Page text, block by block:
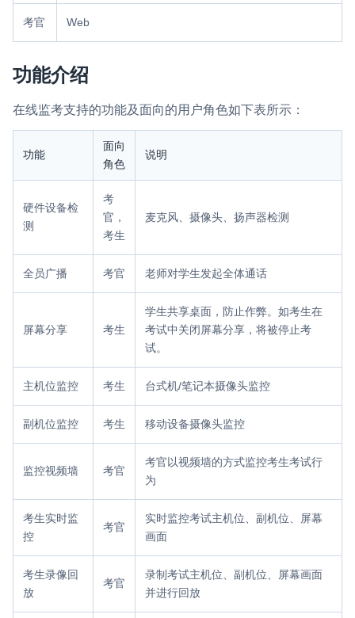
与 RTC 客户端 SDK 互通，实现收发流
PPT 转码服务
全周期通话质量检测、回溯和分析方案
控制台
开通和管理声网各项产品服务的统一入口
低代码集成、灵活定制、超低延时的音视频会议
考官 Web
功能介绍
在线监考支持的功能及面向的用户角色如下表所示：
功能
面向
角色
说明
硬件设备检
测
考
官，
考生
麦克风、摄像头、扬声器检测
全员广播 考官 老师对学生发起全体通话
屏幕分享 考生
学生共享桌面，防止作弊。如考生在
考试中关闭屏幕分享，将被停止考
试。
主机位监控 考生 台式机/笔记本摄像头监控
副机位监控 考生 移动设备摄像头监控
监控视频墙 考官
考官以视频墙的方式监控考生考试行
为
考生实时监
控
考官
实时监控考试主机位、副机位、屏幕
画面
考生录像回
放
考官
录制考试主机位、副机位、屏幕画面
并进行回放